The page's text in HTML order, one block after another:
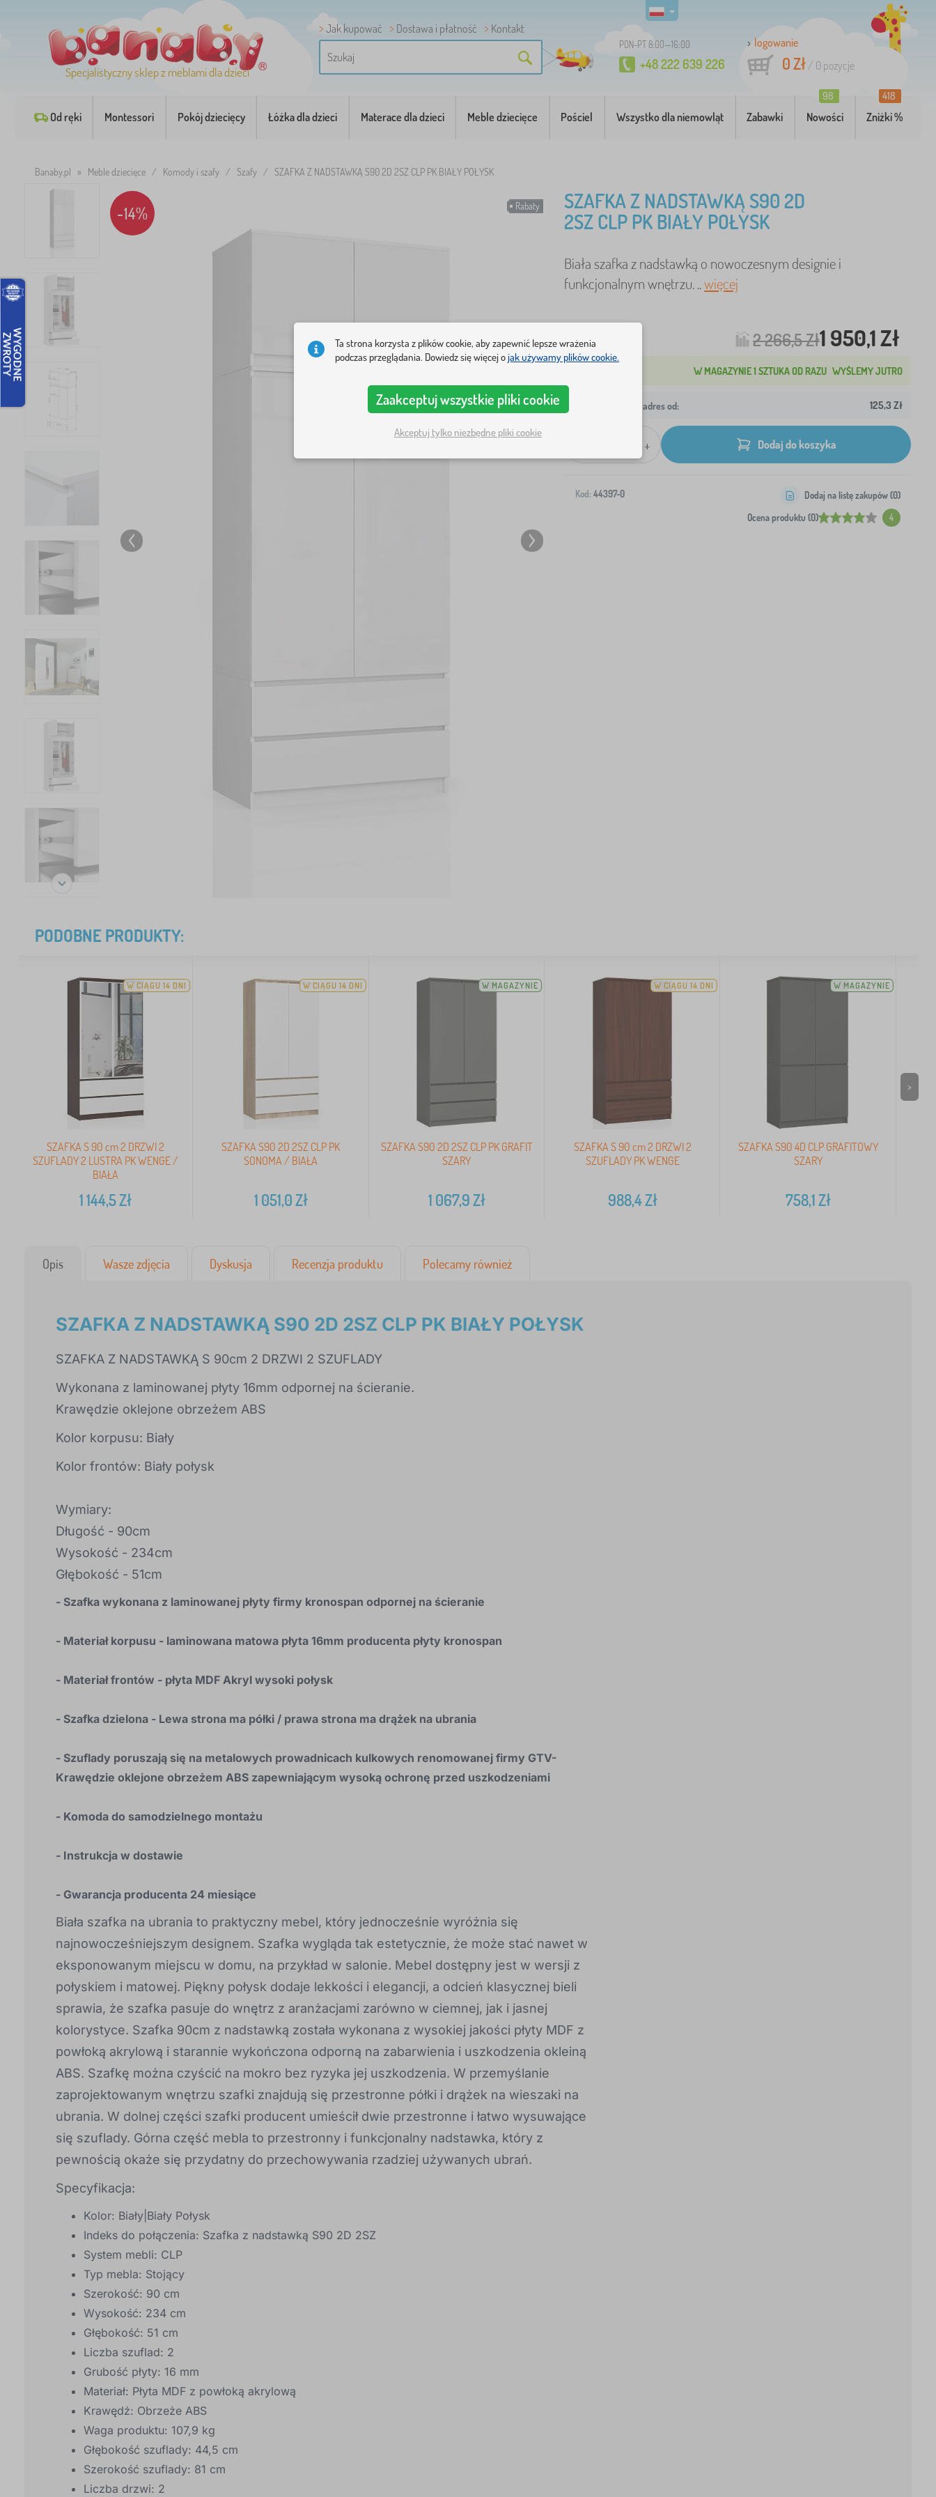
Specjalistyczny sklep z meblami dla dzieci
Jak kupować Dostawa i płatność Kontakt
PON-PT 8:00—16:00
+48 222 639 226
logowanie
0 Zł/ 0 pozycje
Od ręki Montessori Pokój dziecięcy Łóżka dla dzieci Materace dla dzieci Meble dziecięce Pościel Wszystko dla niemowląt Zabawki Nowości
98
Zniżki %
418
Banaby.pl » Meble dziecięce / Komody i szafy / Szafy / SZAFKA Z NADSTAWKĄ S90 2D 2SZ CLP PK BIAŁY POŁYSK
Rabaty
-14%
SZAFKA Z NADSTAWKĄ S90 2D
2SZ CLP PK BIAŁY POŁYSK
Biała szafka z nadstawką o nowoczesnym designie i
funkcjonalnym wnętrzu. ..więcej
2 266,5 Zł1 950,1 Zł
W MAGAZYNIE 1 SZTUKA OD RAZU WYŚLEMY JUTRO
Wysyłka na Twój adres od: 125,3 Zł
+ Dodaj do koszyka
Kod: 44397-0
Ocena produktu (0) 4
Dodaj na listę zakupów (0)
PODOBNE PRODUKTY:
W CIĄGU 14 DNI
SZAFKA S 90 cm 2 DRZWI 2
SZUFLADY 2 LUSTRA PK WENGE /
BIAŁA
1 144,5Zł
W CIĄGU 14 DNI
SZAFKA S90 2D 2SZ CLP PK
SONOMA / BIAŁA
1 051,0Zł
W MAGAZYNIE
SZAFKA S90 2D 2SZ CLP PK GRAFIT
SZARY
1 067,9Zł
W CIĄGU 14 DNI
SZAFKA S 90 cm 2 DRZWI 2
SZUFLADY PK WENGE
988,4Zł
W MAGAZYNIE
SZAFKA S90 4D CLP GRAFITOWY
SZARY
758,1Zł
>
Opis Wasze zdjęcia Dyskusja Recenzja produktu Polecamy również
SZAFKA Z NADSTAWKĄ S90 2D 2SZ CLP PK BIAŁY POŁYSK
SZAFKA Z NADSTAWKĄ S 90cm 2 DRZWI 2 SZUFLADY
Wykonana z laminowanej płyty 16mm odpornej na ścieranie.
Krawędzie oklejone obrzeżem ABS
Kolor korpusu: Biały
Kolor frontów: Biały połysk
Wymiary:
Długość - 90cm
Wysokość - 234cm
Głębokość - 51cm
- Szafka wykonana z laminowanej płyty firmy kronospan odpornej na ścieranie
- Materiał korpusu - laminowana matowa płyta 16mm producenta płyty kronospan
- Materiał frontów - płyta MDF Akryl wysoki połysk
- Szafka dzielona - Lewa strona ma półki / prawa strona ma drążek na ubrania
- Szuflady poruszają się na metalowych prowadnicach kulkowych renomowanej firmy GTV-
Krawędzie oklejone obrzeżem ABS zapewniającym wysoką ochronę przed uszkodzeniami
- Komoda do samodzielnego montażu
- Instrukcja w dostawie
- Gwarancja producenta 24 miesiące
Biała szafka na ubrania to praktyczny mebel, który jednocześnie wyróżnia się
najnowocześniejszym designem. Szafka wygląda tak estetycznie, że może stać nawet w
eksponowanym miejscu w domu, na przykład w salonie. Mebel dostępny jest w wersji z
połyskiem i matowej. Piękny połysk dodaje lekkości i elegancji, a odcień klasycznej bieli
sprawia, że szafka pasuje do wnętrz z aranżacjami zarówno w ciemnej, jak i jasnej
kolorystyce. Szafka 90cm z nadstawką została wykonana z wysokiej jakości płyty MDF z
powłoką akrylową i starannie wykończona odporną na zabarwienia i uszkodzenia okleiną
ABS. Szafkę można czyścić na mokro bez ryzyka jej uszkodzenia. W przemyślanie
zaprojektowanym wnętrzu szafki znajdują się przestronne półki i drążek na wieszaki na
ubrania. W dolnej części szafki producent umieścił dwie przestronne i łatwo wysuwające
się szuflady. Górna część mebla to przestronny i funkcjonalny nadstawka, który z
pewnością okaże się przydatny do przechowywania rzadziej używanych ubrań.
Specyfikacja:
Kolor: Biały|Biały Połysk
Indeks do połączenia: Szafka z nadstawką S90 2D 2SZ
System mebli: CLP
Typ mebla: Stojący
Szerokość: 90 cm
Wysokość: 234 cm
Głębokość: 51 cm
Liczba szuflad: 2
Grubość płyty: 16 mm
Materiał: Płyta MDF z powłoką akrylową
Krawędź: Obrzeże ABS
Waga produktu: 107,9 kg
Głębokość szuflady: 44,5 cm
Szerokość szuflady: 81 cm
Liczba drzwi: 2
Ta strona korzysta z plików cookie, aby zapewnić lepsze wrażenia
podczas przeglądania. Dowiedz się więcej ojak używamy plików cookie.
Zaakceptuj wszystkie pliki cookie
Akceptuj tylko niezbędne pliki cookie